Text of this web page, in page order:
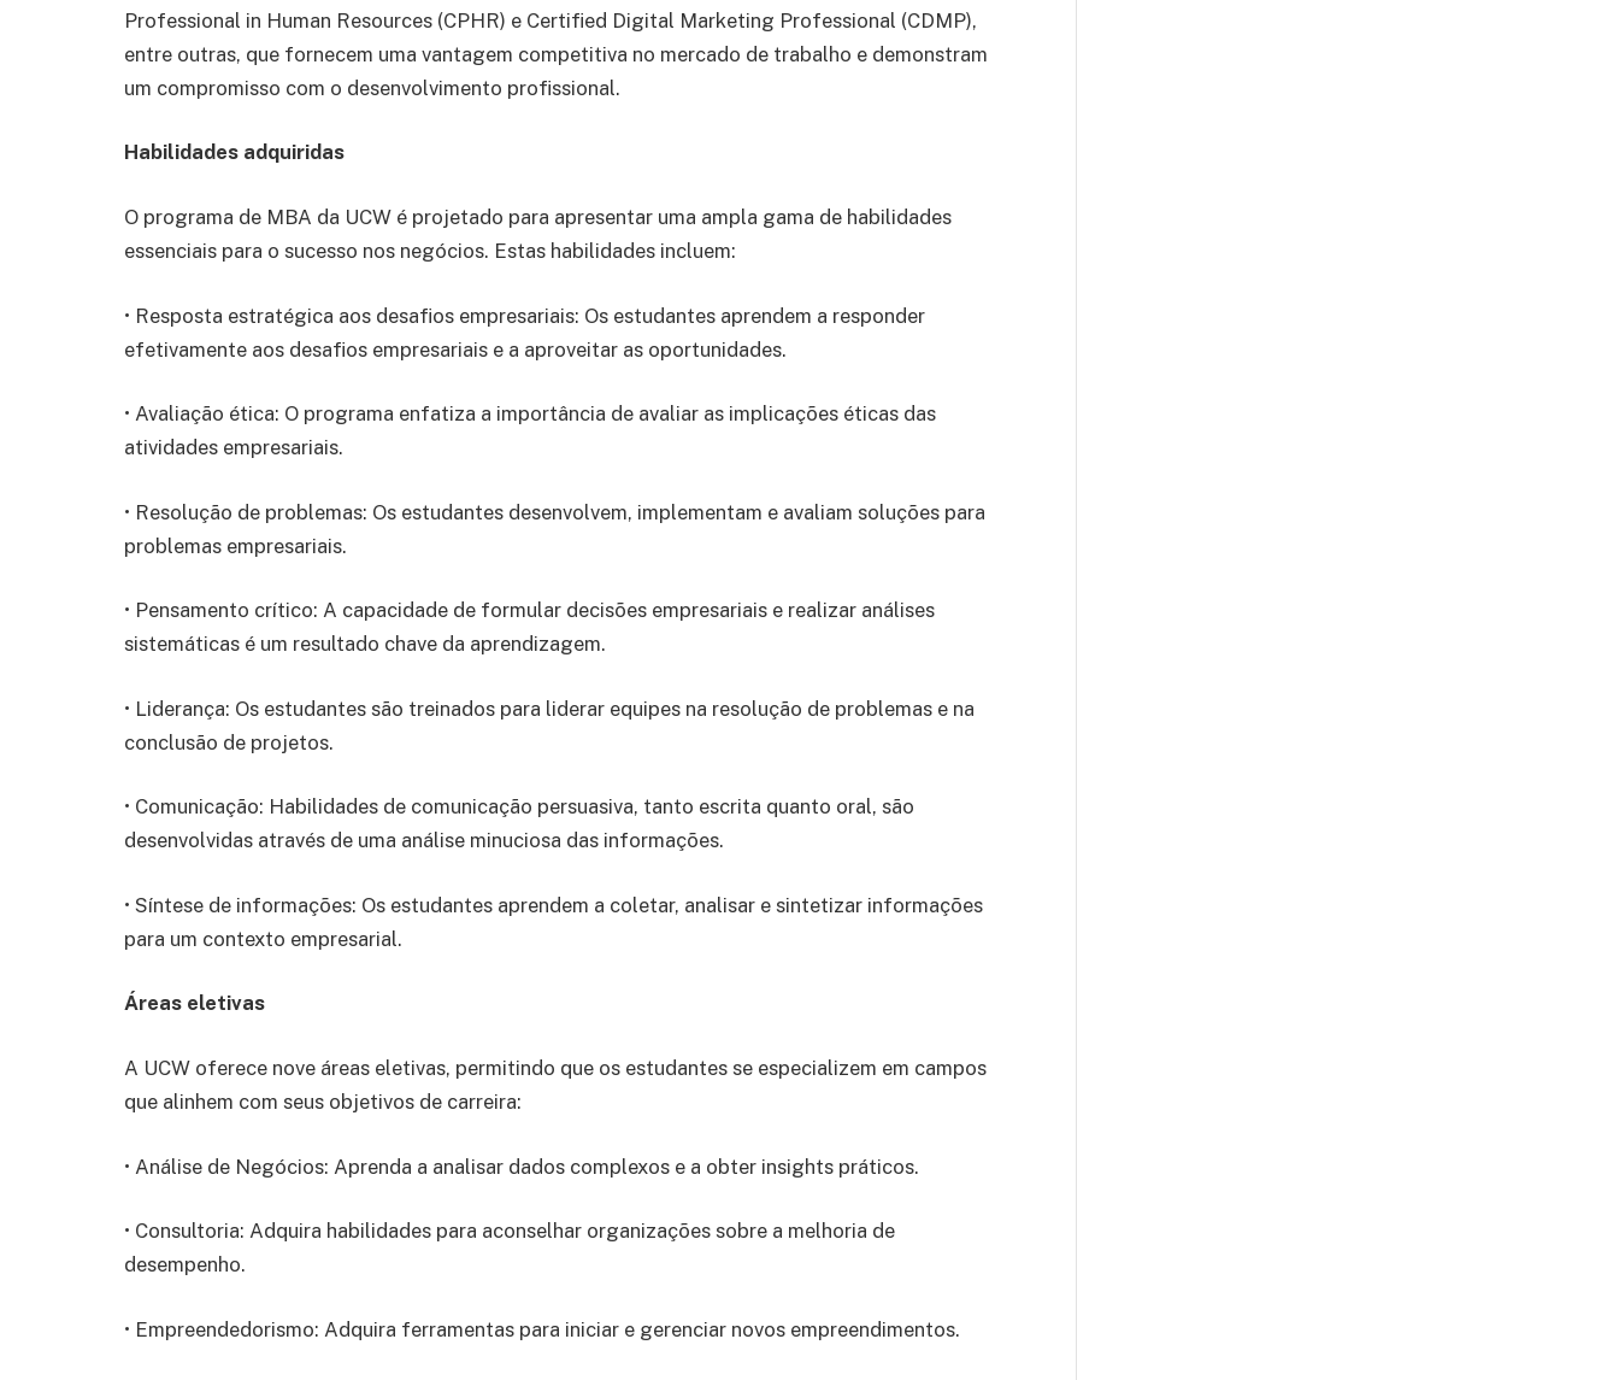
Professional in Human Resources (CPHR) e Certified Digital Marketing Professional (CDMP),
entre outras, que fornecem uma vantagem competitiva no mercado de trabalho e demonstram
um compromisso com o desenvolvimento profissional.
Habilidades adquiridas
O programa de MBA da UCW é projetado para apresentar uma ampla gama de habilidades
essenciais para o sucesso nos negócios. Estas habilidades incluem:
• Resposta estratégica aos desafios empresariais: Os estudantes aprendem a responder
efetivamente aos desafios empresariais e a aproveitar as oportunidades.
• Avaliação ética: O programa enfatiza a importância de avaliar as implicações éticas das
atividades empresariais.
• Resolução de problemas: Os estudantes desenvolvem, implementam e avaliam soluções para
problemas empresariais.
• Pensamento crítico: A capacidade de formular decisões empresariais e realizar análises
sistemáticas é um resultado chave da aprendizagem.
• Liderança: Os estudantes são treinados para liderar equipes na resolução de problemas e na
conclusão de projetos.
• Comunicação: Habilidades de comunicação persuasiva, tanto escrita quanto oral, são
desenvolvidas através de uma análise minuciosa das informações.
• Síntese de informações: Os estudantes aprendem a coletar, analisar e sintetizar informações
para um contexto empresarial.
Áreas eletivas
A UCW oferece nove áreas eletivas, permitindo que os estudantes se especializem em campos
que alinhem com seus objetivos de carreira:
• Análise de Negócios: Aprenda a analisar dados complexos e a obter insights práticos.
• Consultoria: Adquira habilidades para aconselhar organizações sobre a melhoria de
desempenho.
• Empreendedorismo: Adquira ferramentas para iniciar e gerenciar novos empreendimentos.